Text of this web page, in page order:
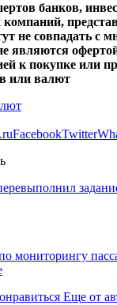
банков,
не совпадать с
являются
к покупке или
или валют
FacebookTwitter
мониторингу
Еще от